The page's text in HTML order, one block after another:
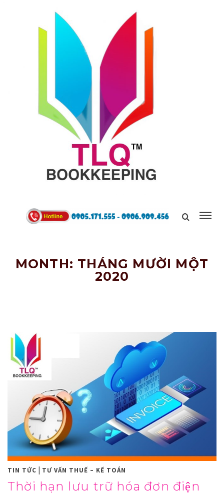
Kết Nối,
MONTH: THÁNG MƯỜI MỘT
2020
TIN TỨC | TƯ VẤN THUẾ – KẾ TOÁN
Thời hạn lưu trữ hóa đơn điện